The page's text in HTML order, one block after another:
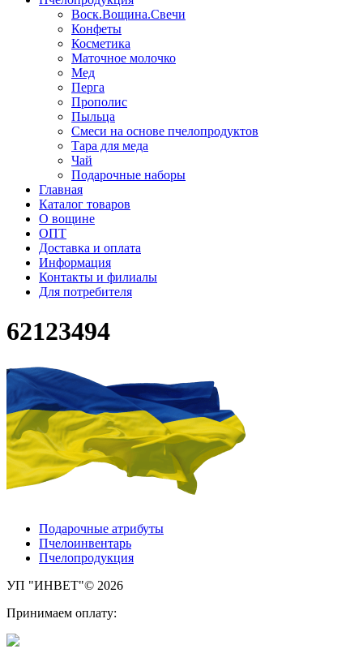
Воск.Вощина.Свечи
Конфеты
Косметика
Маточное молочко
Мед
Перга
Прополис
Пыльца
Смеси на основе пчелопродуктов
Тара для меда
Чай
Подарочные наборы
Главная
Каталог товаров
О вощине
ОПТ
Доставка и оплата
Информация
Контакты и филиалы
Для потребителя
62123494
Подарочные атрибуты
Пчелоинвентарь
Пчелопродукция
УП "ИНВЕТ"© 2026
Принимаем оплату: